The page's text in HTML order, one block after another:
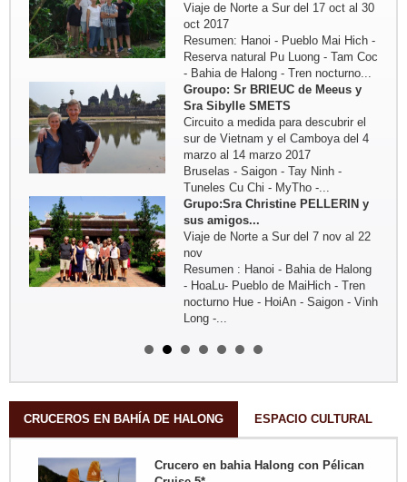
Viaje de Norte a Sur del 17 oct al 30
oct 2017
Resumen: Hanoi - Pueblo Mai Hich -
Reserva natural Pu Luong - Tam Coc
- Bahia de Halong - Tren nocturno...
Groupo: Sr BRIEUC de Meeus y
Sra Sibylle SMETS
Circuito a medida para descubrir el
sur de Vietnam y el Camboya del 4
marzo al 14 marzo 2017
Bruselas - Saigon - Tay Ninh -
Tuneles Cu Chi - MyTho -...
Grupo:Sra Christine PELLERIN y
sus amigos...
Viaje de Norte a Sur del 7 nov al 22
nov
Resumen : Hanoi - Bahia de Halong
- HoaLu- Pueblo de MaiHich - Tren
nocturno Hue - HoiAn - Saigon - Vinh
Long -...
amigos ...
de lo commul en el norte de Vietnam
Trayecto en resumen: Hanoi - Lago
ThacBa - Thong Nguyen - Pueblo
personas de...
CRUCEROS EN BAHÍA DE HALONG ESPACIO CULTURAL
Crucero en bahia Halong con Pélican